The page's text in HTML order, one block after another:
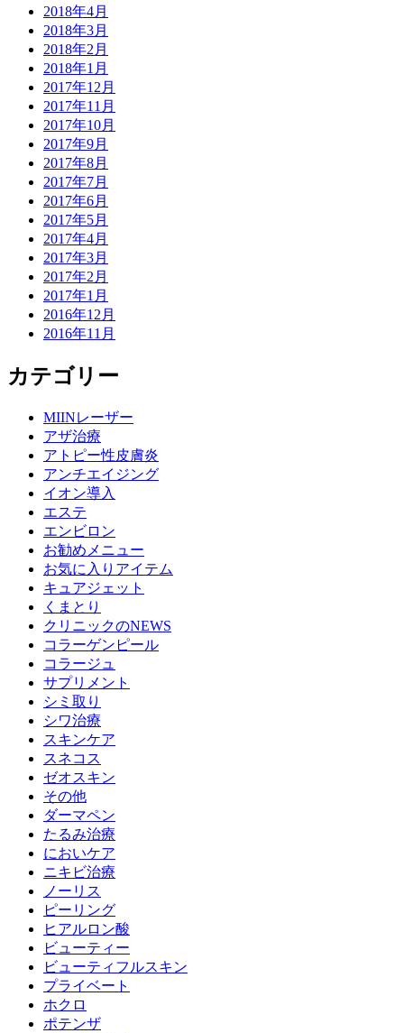
2018年4月
2018年3月
2018年2月
2018年1月
2017年12月
2017年11月
2017年10月
2017年9月
2017年8月
2017年7月
2017年6月
2017年5月
2017年4月
2017年3月
2017年2月
2017年1月
2016年12月
2016年11月
カテゴリー
MIINレーザー
アザ治療
アトピー性皮膚炎
アンチエイジング
イオン導入
エステ
エンビロン
お勧めメニュー
お気に入りアイテム
キュアジェット
くまとり
クリニックのNEWS
コラーゲンピール
コラージュ
サプリメント
シミ取り
シワ治療
スキンケア
スネコス
ゼオスキン
その他
ダーマペン
たるみ治療
においケア
ニキビ治療
ノーリス
ピーリング
ヒアルロン酸
ビューティー
ビューティフルスキン
プライベート
ホクロ
ポテンザ